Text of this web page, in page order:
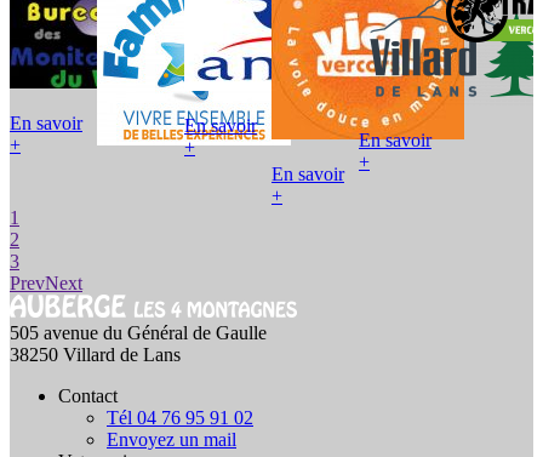
En savoir
+
En savoir
+
En savoir
+
En savoir
+
1
2
3
PrevNext
505 avenue du Général de Gaulle
38250 Villard de Lans
Contact
Tél 04 76 95 91 02
Envoyez un mail